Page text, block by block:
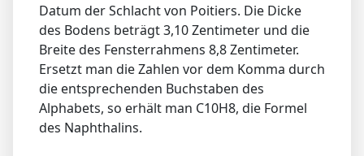
Datum der Schlacht von Poitiers. Die Dicke
des Bodens beträgt 3,10 Zentimeter und die
Breite des Fensterrahmens 8,8 Zentimeter.
Ersetzt man die Zahlen vor dem Komma durch
die entsprechenden Buchstaben des
Alphabets, so erhält man C10H8, die Formel
des Naphthalins.